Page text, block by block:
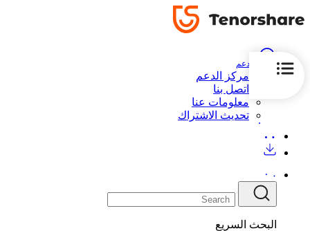
الدعم
مركز الدعم
اتصل بنا
معلومات عنا
تحديث الاشتراك
البحث السريع